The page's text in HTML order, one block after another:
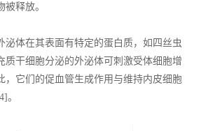
释放。
泌体在其表面有特定的蛋白质，如四丝虫
质干细胞分泌的外泌体可刺激受体细胞增
，它们的促血管生成作用与维持内皮细胞
。